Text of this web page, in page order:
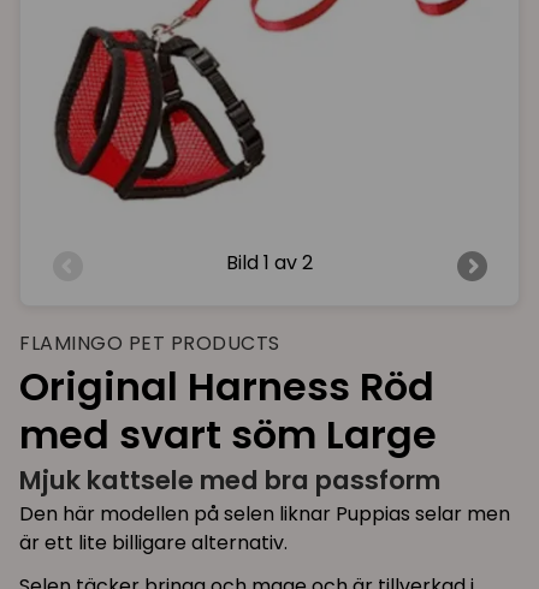
Bild 1 av 2
FLAMINGO PET PRODUCTS
Original Harness Röd
med svart söm Large
Mjuk kattsele med bra passform
Den här modellen på selen liknar Puppias selar men
är ett lite billigare alternativ.